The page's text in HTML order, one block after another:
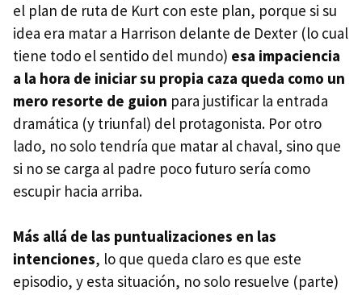
el plan de ruta de Kurt con este plan, porque si su
idea era matar a Harrison delante de Dexter (lo cual
tiene todo el sentido del mundo) esa impaciencia
a la hora de iniciar su propia caza queda como un
mero resorte de guion para justificar la entrada
dramática (y triunfal) del protagonista. Por otro
lado, no solo tendría que matar al chaval, sino que
si no se carga al padre poco futuro sería como
escupir hacia arriba.
Más allá de las puntualizaciones en las
intenciones, lo que queda claro es que este
episodio, y esta situación, no solo resuelve (parte)